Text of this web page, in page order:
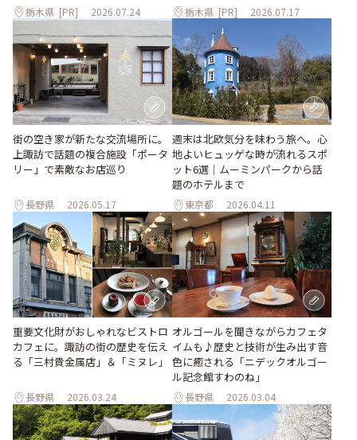
栃木県 [PR] 2026.07.24 栃木県 [PR] 2026.07.17
街の空き家が新たな交流場所に。
上諏訪で話題の複合施設「ポータ
リー」で素敵なお店巡り
長野県 2026.05.17
週末は北欧気分を味わう旅へ。心
地よいヒュッゲな時が流れるスポ
ット6選｜ムーミンパークから話
題のホテルまで
東京都 2026.04.11
重要文化財がおしゃれなビストロ
カフェに。諏訪の街の歴史を伝え
る「三村貴金属店」＆「ミヌレ」
長野県 2026.03.24
オルゴールを聞きながらカフェタ
イムも♪歴史と技術が生み出す音
色に癒される「ニデックオルゴー
ル記念館すわのね」
長野県 2026.03.04